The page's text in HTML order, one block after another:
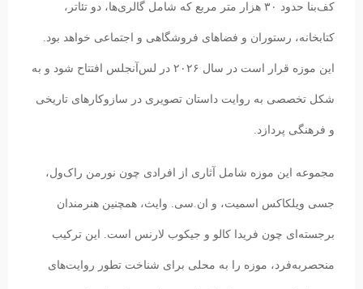
کف‌بنا حدود ۳۰ هزار متر مربع که شامل گالری‌ها، دو تئاتر،
کتابخانه، رستوران و فضاهای فروشگاهی و اجتماعی خواهد بود.
این موزه قرار است در سال ۲۰۲۶ در لس‌آنجلس افتتاح شود و به
شکل تخصصی به روایت داستان تصویری در سازوکارهای تاریخی
و فرهنگی پردازد.
مجموعه این موزه شامل آثاری از افرادی چون نورمن راک‌ول،
جسی ویلکاکس اسمیت، و ان.سی. وایث، همچنین هنرمندان
برجسته‌ای چون فریدا کالو و جیکوب لارنس است. این ترکیب
منحصر‌به‌فرد، موزه را به محلی برای شناخت تطور روایت‌های